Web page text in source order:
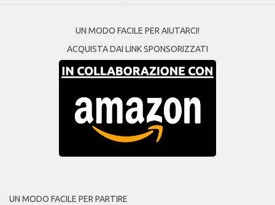
UN MODO FACILE PER AIUTARCI!
ACQUISTA DAI LINK SPONSORIZZATI
UN MODO FACILE PER PARTIRE